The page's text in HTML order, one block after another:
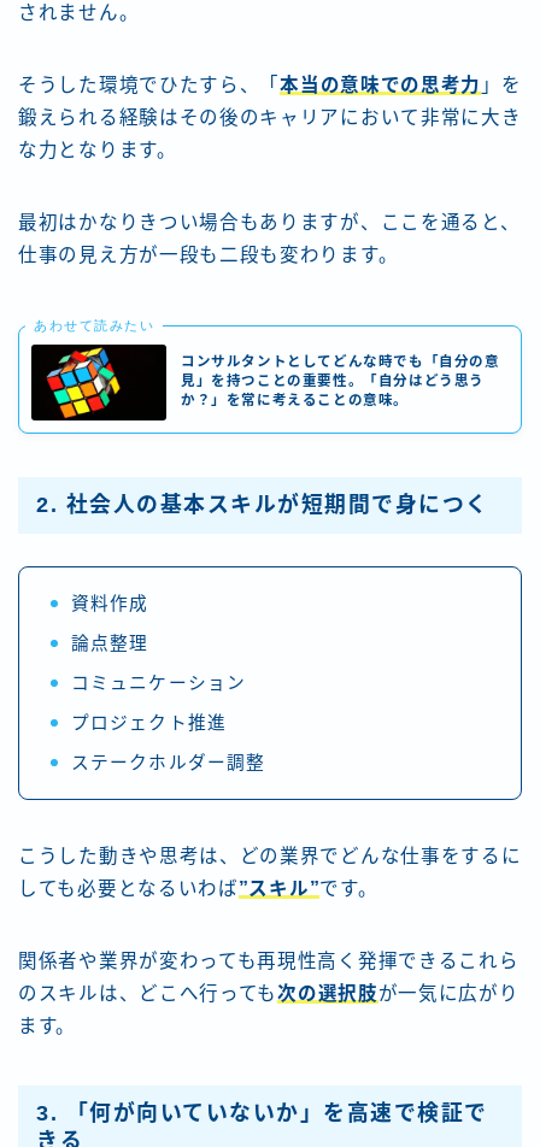
されません。
そうした環境でひたすら、「本当の意味での思考力 」を
鍛えられる経験はその後のキャリアにおいて非常に大き
な力となります。
最初はかなりきつい場合もありますが、ここを通ると、
仕事の見え方が一段も二段も変わります。
あわせて読みたい
コンサルタントとしてどんな時でも「自分の意
見」を持つことの重要性。「自分はどう思う
か？」を常に考えることの意味。
2. 社会人の基本スキルが短期間で身につく
資料作成
論点整理
コミュニケーション
プロジェクト推進
ステークホルダー調整
こうした動きや思考は、どの業界でどんな仕事をするに
しても必要となるいわば”スキル”です。
関係者や業界が変わっても再現性高く発揮できるこれら
のスキルは、どこへ行っても次の選択肢が一気に広がり
ます。
3. 「何が向いていないか」を高速で検証で
きる